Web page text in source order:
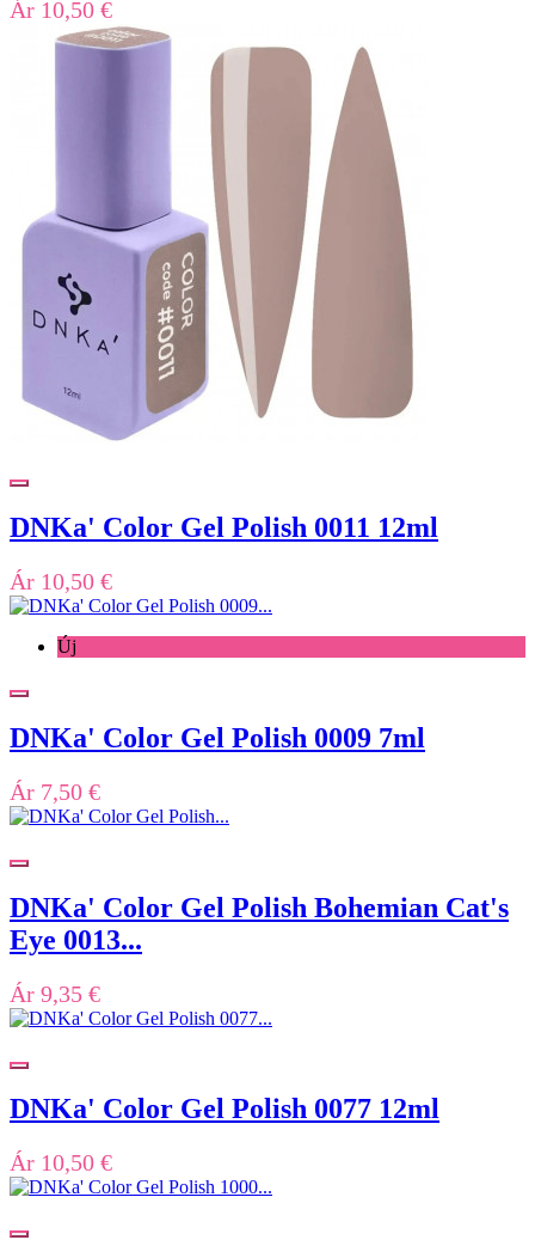
Ár 10,50 €
DNKa' Color Gel Polish 0011 12ml
Ár 10,50 €
Új
DNKa' Color Gel Polish 0009 7ml
Ár 7,50 €
DNKa' Color Gel Polish Bohemian Cat's
Eye 0013...
Ár 9,35 €
DNKa' Color Gel Polish 0077 12ml
Ár 10,50 €